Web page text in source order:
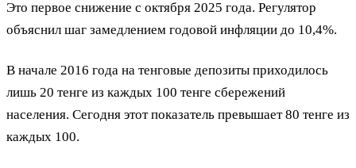
Это первое снижение с октября 2025 года. Регулятор
объяснил шаг замедлением годовой инфляции до 10,4%.
В начале 2016 года на тенговые депозиты приходилось
лишь 20 тенге из каждых 100 тенге сбережений
населения. Сегодня этот показатель превышает 80 тенге из
каждых 100.